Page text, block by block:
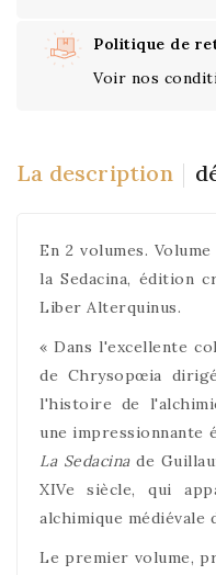
Politique de
Voir nos
La description
En 2 volumes.
la Sedacina, édition
Liber Alterquinus.
« Dans l'excellente
de Chrysopœia
l'histoire de
une impressionnante
La Sedacinade
XIVe siècle, qui
alchimique médiévale
Le premier volume,